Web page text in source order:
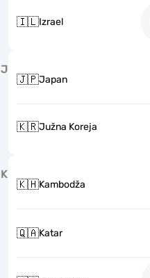
🇮🇱Izrael
J
🇯🇵Japan
🇰🇷Južna Koreja
K
🇰🇭Kambodža
🇶🇦Katar